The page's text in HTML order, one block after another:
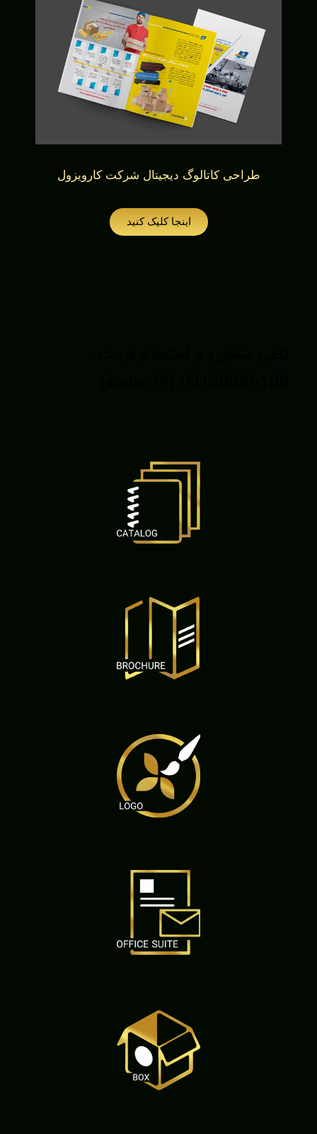
طراحی کاتالوگ دیجیتال شرکت کارویزول
اینجا کلیک کنید